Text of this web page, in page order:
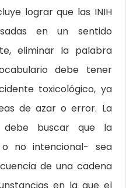
lograr que las INIH
en un sentido
eliminar la palabra
debe tener
toxicológico, ya
de azar o error. La
debe buscar que la
no intencional- sea
de una cadena